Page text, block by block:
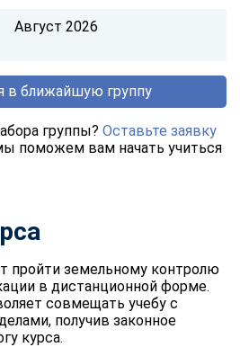
Август 2026
в ближайшую группу
группы? Оставьте заявку
поможем вам начать учиться
пройти земельному контролю
в дистанционной форме.
совмещать учебу с
получив законное
курса.